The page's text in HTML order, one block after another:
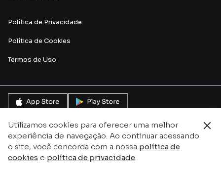
Utilizamos cookies para oferecer uma melhor
experiência de navegação. Ao continuar acessando
o site, você concorda com a nossa política de
cookies e política de privacidade.
Política de Privacidade
Política de Cookies
Termos de Uso